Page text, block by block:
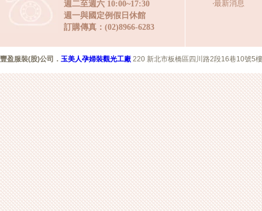
週二至週六 10:00~17:30
週一與國定例假日休館
訂購傳真：(02)8966-6283
‧最新消息
豐盈服裝(股)公司 ． 玉美人孕婦裝觀光工廠 220 新北市板橋區四川路2段16巷10號